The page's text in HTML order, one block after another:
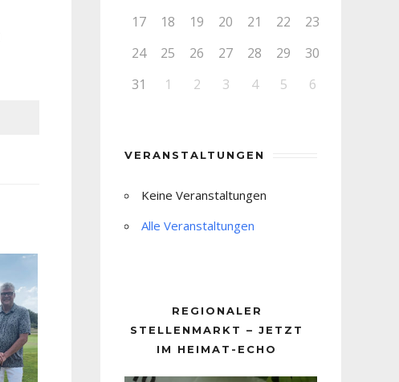
17
18 19 20 21 22
23
24
25 26 27 28 29
30
31
1 2 3 4 5 6
VERANSTALTUNGEN
Keine Veranstaltungen
Alle Veranstaltungen
REGIONALER
STELLENMARKT – JETZT
IM HEIMAT-ECHO